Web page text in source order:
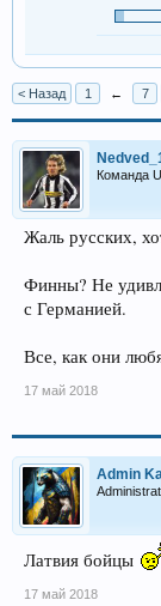
< Назад 1 ← 7
Команда
Жаль русских,
Финны? Не
с Германией.
Все, как они
17 май 2018
Admin
Латвия бойцы
17 май 2018